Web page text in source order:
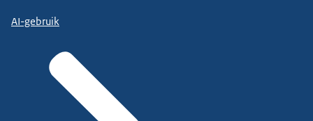
AI-gebruik